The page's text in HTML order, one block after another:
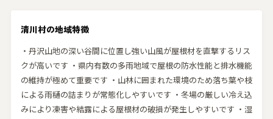
清川村の地域特徴
・丹沢山地の深い谷間に位置し強い山風が屋根材を直撃するリス
クが高いです ・県内有数の多雨地域で屋根の防水性能と排水機能
の維持が極めて重要です ・山林に囲まれた環境のため落ち葉や枝
による雨樋の詰まりが常態化しやすいです ・冬場の厳しい冷え込
みにより凍害や結露による屋根材の破損が発生しやすいです ・湿